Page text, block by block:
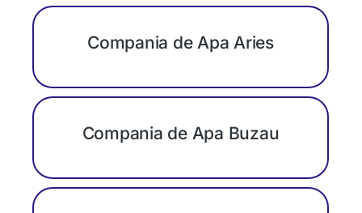
Compania de Apa Aries
Compania de Apa Buzau